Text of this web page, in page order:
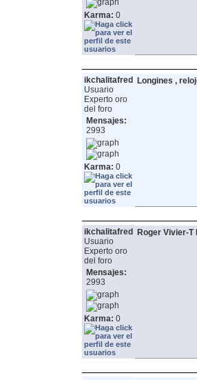
Karma: 0
ikchalitafred
Usuario
Experto oro
del foro
Mensajes:
2993
Karma: 0
Longines ,
ikchalitafred
Usuario
Experto oro
del foro
Mensajes:
2993
Karma: 0
Roger Vivier-